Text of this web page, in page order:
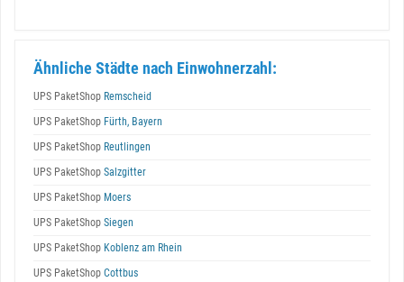
Ähnliche Städte nach Einwohnerzahl:
UPS PaketShop Remscheid
UPS PaketShop Fürth, Bayern
UPS PaketShop Reutlingen
UPS PaketShop Salzgitter
UPS PaketShop Moers
UPS PaketShop Siegen
UPS PaketShop Koblenz am Rhein
UPS PaketShop Cottbus